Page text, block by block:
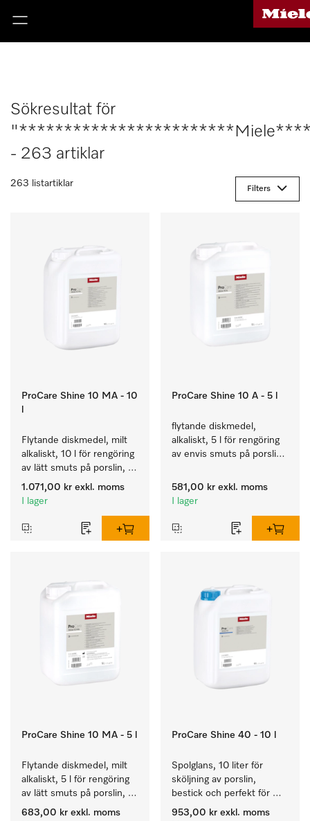
Sökresultat för
- 263 artiklar
263 listartiklar
Filters
ProCare Shine 10 MA - 10
Flytande diskmedel, milt
alkaliskt, 10 l för rengöring
av lätt smuts på porslin,
bestick och glas.
1.071,00 kr exkl. moms
I lager
ProCare Shine 10 A - 5 l
flytande diskmedel,
alkaliskt, 5 l för rengöring
av envis smuts på porslin,
581,00 kr exkl. moms
I lager
ProCare Shine 10 MA - 5 l
Flytande diskmedel, milt
alkaliskt, 5 l för rengöring
av lätt smuts på porslin,
bestick och glas.
683,00 kr exkl. moms
ProCare Shine 40 - 10 l
Spolglans, 10 liter för
sköljning av porslin,
bestick och perfekt för
glas.
953,00 kr exkl. moms